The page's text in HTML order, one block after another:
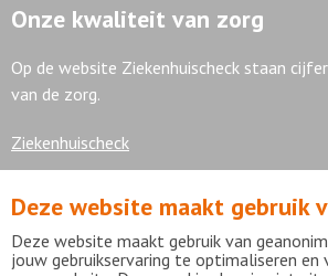
Onze kwaliteit van zorg
Op de website Ziekenhuischeck staan
van de zorg.
Ziekenhuischeck
7,9
Deze website maakt gebruik
Deze website maakt gebruik van
jouw gebruikservaring te optimaliseren en